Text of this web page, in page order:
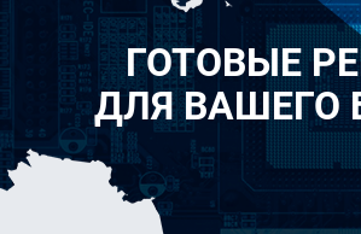
ГОТОВЫЕ
ДЛЯ ВАШЕГО